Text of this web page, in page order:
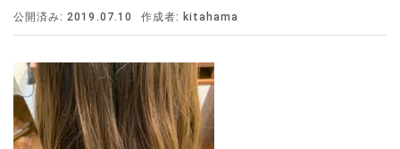
公開済み: 2019.07.10 作成者: kitahama